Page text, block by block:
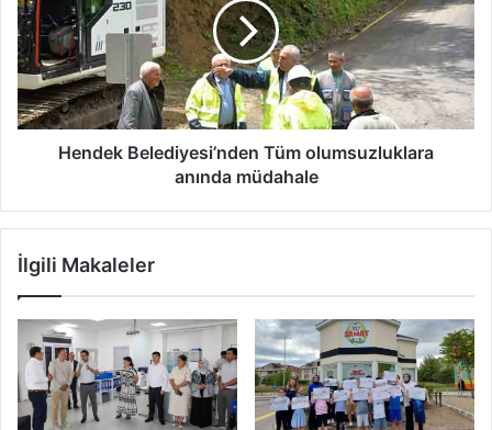
olumsuzluklara
anında
müdahale
Hendek Belediyesi’nden Tüm olumsuzluklara
anında müdahale
İlgili Makaleler